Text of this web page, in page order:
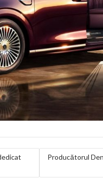
Producătorul